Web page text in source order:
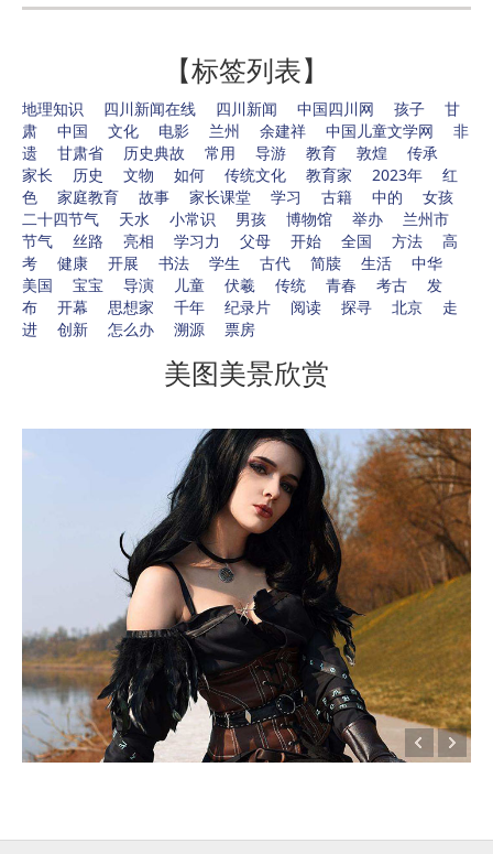
【标签列表】
地理知识 四川新闻在线 四川新闻 中国四川网 孩子
甘
肃
中国 文化 电影 兰州 余建祥 中国儿童文学网
非
遗
甘肃省 历史典故 常用 导游 教育 敦煌
传承
家长
历史 文物 如何 传统文化 教育家 2023年
红
色
家庭教育 故事 家长课堂 学习 古籍 中的
女孩
二十四节气
天水 小常识 男孩 博物馆 举办
兰州市
节气
丝路 亮相 学习力 父母 开始 全国 方法
高
考
健康 开展 书法 学生 古代 简牍 生活
中华
美国
宝宝 导演 儿童 伏羲 传统 青春 考古
发
布
开幕 思想家 千年 纪录片 阅读 探寻 北京
走
进
创新 怎么办 溯源 票房
美图美景欣赏